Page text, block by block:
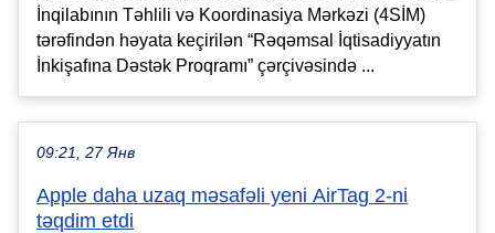
İnqilabının Təhlili və Koordinasiya Mərkəzi (4SİM)
tərəfindən həyata keçirilən “Rəqəmsal İqtisadiyyatın
İnkişafına Dəstək Proqramı” çərçivəsində ...
09:21, 27 Янв
Apple daha uzaq məsafəli yeni AirTag 2-ni
təqdim etdi